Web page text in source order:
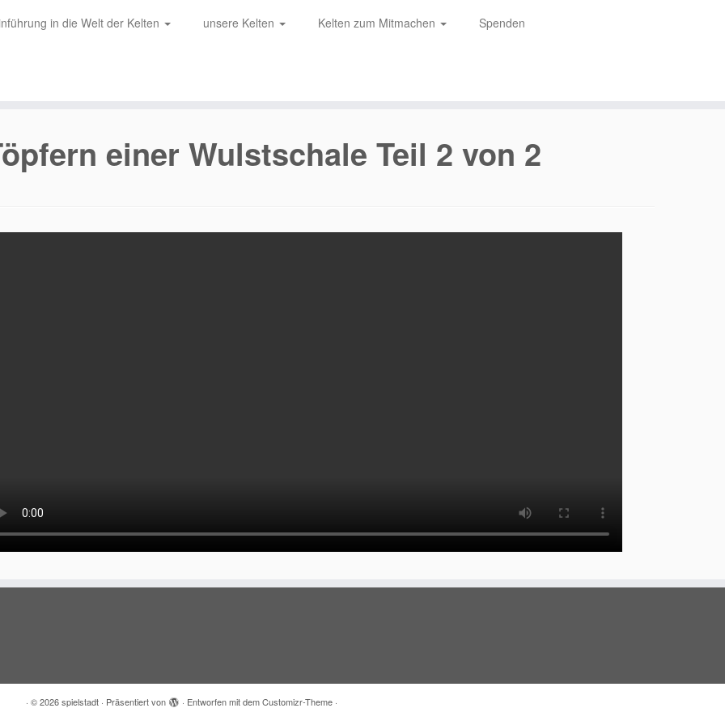
in die Welt der Kelten unsere Kelten Kelten zum Mitmachen Spenden
einer Wulstschale Teil 2 von 2
· © 2026 spielstadt· Präsentiert von · Entworfen mit demCustomizr-Theme·